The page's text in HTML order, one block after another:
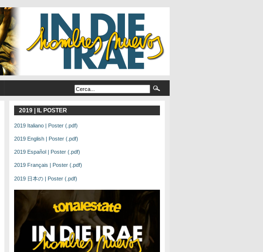
2019 | IL POSTER
2019 Italiano | Poster (.pdf)
2019 English | Poster (.pdf)
2019 Español | Poster (.pdf)
2019 Français | Poster (.pdf)
2019 日本の | Poster (.pdf)